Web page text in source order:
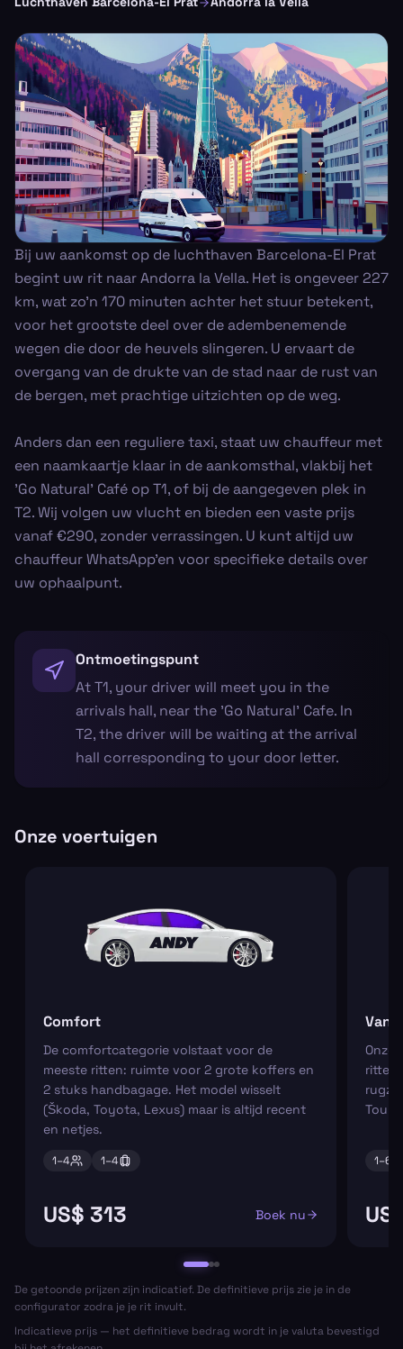
Bij uw aankomst op de luchthaven Barcelona-El Prat
begint uw rit naar Andorra la Vella. Het is ongeveer 227
km, wat zo'n 170 minuten achter het stuur betekent,
voor het grootste deel over de adembenemende
wegen die door de heuvels slingeren. U ervaart de
overgang van de drukte van de stad naar de rust van
de bergen, met prachtige uitzichten op de weg.
Anders dan een reguliere taxi, staat uw chauffeur met
een naamkaartje klaar in de aankomsthal, vlakbij het
'Go Natural' Café op T1, of bij de aangegeven plek in
T2. Wij volgen uw vlucht en bieden een vaste prijs
vanaf €290, zonder verrassingen. U kunt altijd uw
chauffeur WhatsApp'en voor specifieke details over
uw ophaalpunt.
Ontmoetingspunt
At T1, your driver will meet you in the
arrivals hall, near the 'Go Natural' Cafe. In
T2, the driver will be waiting at the arrival
hall corresponding to your door letter.
Onze voertuigen
Comfort
De comfortcategorie volstaat voor de
meeste ritten: ruimte voor 2 grote koffers en
2 stuks handbagage. Het model wisselt
(Škoda, Toyota, Lexus) maar is altijd recent
en netjes.
1–4 1–4
US$ 313 Boek nu
Van
Onze
ritten
1–6
De getoonde prijzen zijn indicatief. De definitieve prijs zie je in de
configurator zodra je je rit invult.
Indicatieve prijs — het definitieve bedrag wordt in je valuta bevestigd